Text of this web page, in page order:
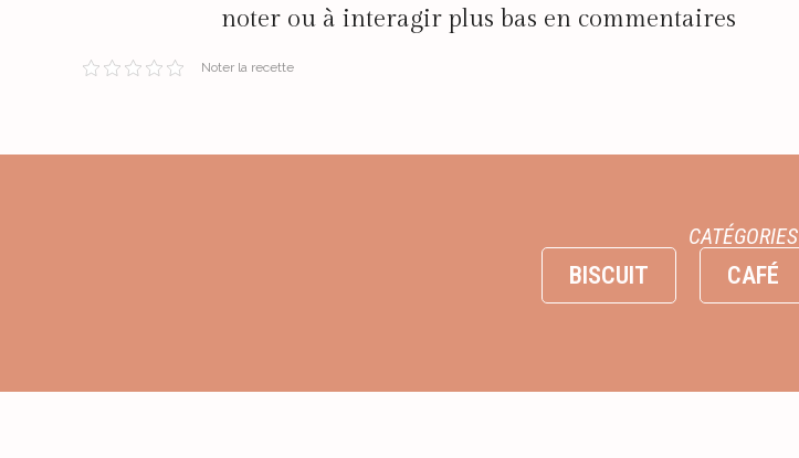
noter ou à interagir plus bas en commentaires
Noter la recette
CATÉGORIES
BISCUIT CAFÉ